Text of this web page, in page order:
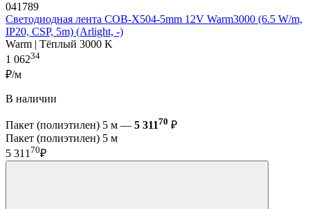
041789
Светодиодная лента COB-X504-5mm 12V Warm3000 (6.5 W/m,
IP20, CSP, 5m) (Arlight, -)
Warm | Тёплый 3000 K
1 06234
₽/м
В наличии
Пакет (полиэтилен) 5 м — 5 31170 ₽
Пакет (полиэтилен) 5 м
5 31170₽